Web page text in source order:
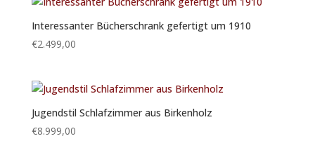
Interessanter Bücherschrank gefertigt um 1910
€2.499,00
Jugendstil Schlafzimmer aus Birkenholz
€8.999,00